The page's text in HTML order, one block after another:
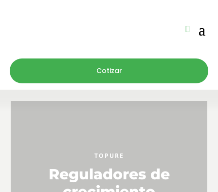
Cotizar
TOPURE
Reguladores de